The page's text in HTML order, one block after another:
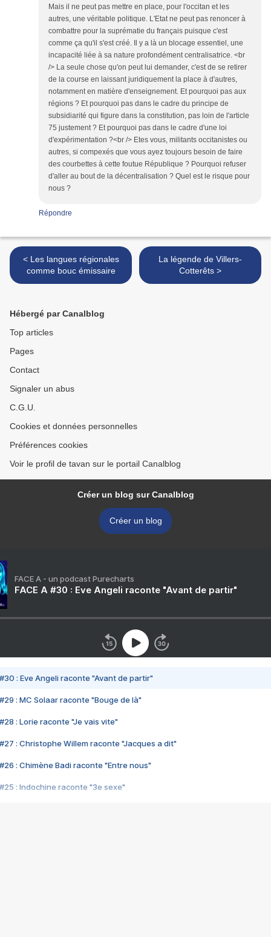
Mais il ne peut pas mettre en place, pour l'occitan et les
autres, une véritable politique. L'Etat ne peut pas renoncer à
combattre pour la suprématie du français puisque c'est
comme ça qu'il s'est créé. Il y a là un blocage essentiel, une
incapacité liée à sa nature profondément centralisatrice. <br
/> La seule chose qu'on peut lui demander, c'est de se retirer
de la course en laissant juridiquement la place à d'autres,
notamment en matière d'enseignement. Et pourquoi pas aux
régions ? Et pourquoi pas dans le cadre du principe de
subsidiarité qui figure dans la constitution, pas loin de l'article
75 justement ? Et pourquoi pas dans le cadre d'une loi
d'expérimentation ?<br /> Etes vous, militants occitanistes ou
autres, si compexés que vous ayez toujours besoin de faire
des courbettes à cette foutue République ? Pourquoi refuser
d'aller au bout de la décentralisation ? Quel est le risque pour
nous ?
Répondre
< Les langues régionales
comme bouc émissaire
La légende de Villers-
Cotterêts >
Hébergé par Canalblog
Top articles
Pages
Contact
Signaler un abus
C.G.U.
Cookies et données personnelles
Préférences cookies
Voir le profil de tavan sur le portail Canalblog
Créer un blog sur Canalblog
Créer un blog
FACE A - un podcast Purecharts
FACE A #30 : Eve Angeli raconte "Avant de partir"
#30 : Eve Angeli raconte "Avant de partir"
#29 : MC Solaar raconte "Bouge de là"
#28 : Lorie raconte "Je vais vite"
#27 : Christophe Willem raconte "Jacques a dit"
#26 : Chimène Badi raconte "Entre nous"
#25 : Indochine raconte "3e sexe"